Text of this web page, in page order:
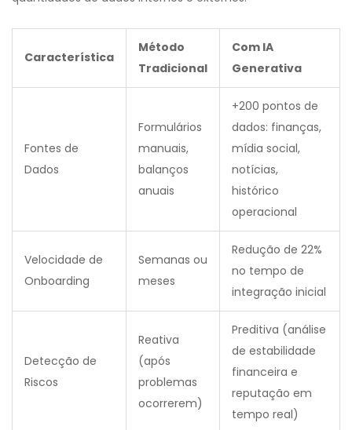
Característica
Método
Tradicional
Com IA
Generativa
Fontes de
Dados
Formulários
manuais,
balanços
anuais
+200 pontos de
dados: finanças,
mídia social,
notícias,
histórico
operacional
Velocidade de
Onboarding
Semanas ou
meses
Redução de 22%
no tempo de
integração inicial
Detecção de
Riscos
Reativa
(após
problemas
ocorrerem)
Preditiva (análise
de estabilidade
financeira e
reputação em
tempo real)